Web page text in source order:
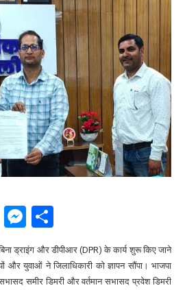
Telegram
Messenger
ड्राइंग और डीपीआर (DPR) के कार्य शुरू किए जाने
और युवाओं ने जिलाधिकारी को ज्ञापन सौंपा। भाजपा
समीर डिमरी और वर्तमान सभासद प्रवेश डिमरी